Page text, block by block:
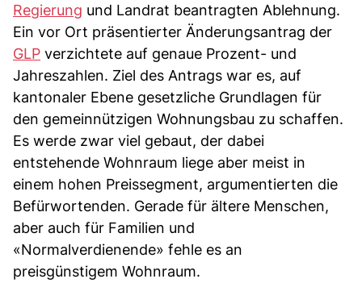
Regierung und Landrat beantragten Ablehnung.
Ein vor Ort präsentierter Änderungsantrag der
GLP verzichtete auf genaue Prozent- und
Jahreszahlen. Ziel des Antrags war es, auf
kantonaler Ebene gesetzliche Grundlagen für
den gemeinnützigen Wohnungsbau zu schaffen.
Es werde zwar viel gebaut, der dabei
entstehende Wohnraum liege aber meist in
einem hohen Preissegment, argumentierten die
Befürwortenden. Gerade für ältere Menschen,
aber auch für Familien und
«Normalverdienende» fehle es an
preisgünstigem Wohnraum.